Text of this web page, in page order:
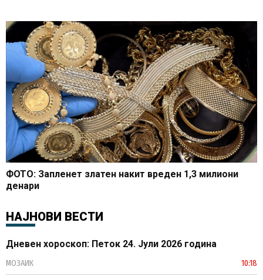
ФОТО: Запленет златен накит вреден 1,3 милиони
денари
НАЈНОВИ ВЕСТИ
Дневен хороскоп: Петок 24. Јули 2026 година
МОЗАИК 10:18